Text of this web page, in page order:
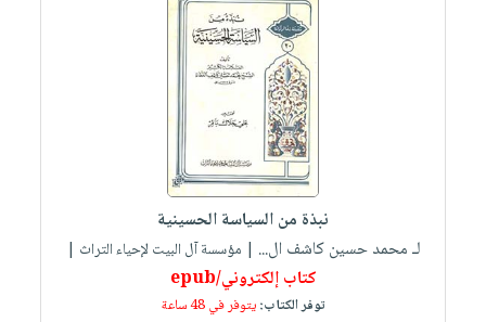
نبذة من السياسة الحسينية
لـ محمد حسين كاشف ال... | مؤسسة آل البيت لإحياء التراث |
كتاب إلكتروني/epub
توفر الكتاب:يتوفر في 48 ساعة